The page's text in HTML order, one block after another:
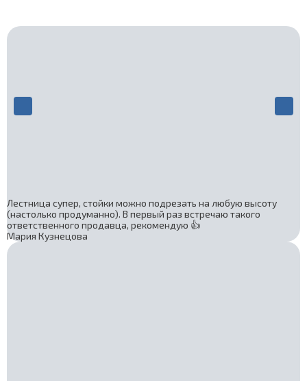
Лестница супер, стойки можно подрезать на любую высоту
(настолько продуманно). В первый раз встречаю такого
ответственного продавца, рекомендую 👍
Мария Кузнецова